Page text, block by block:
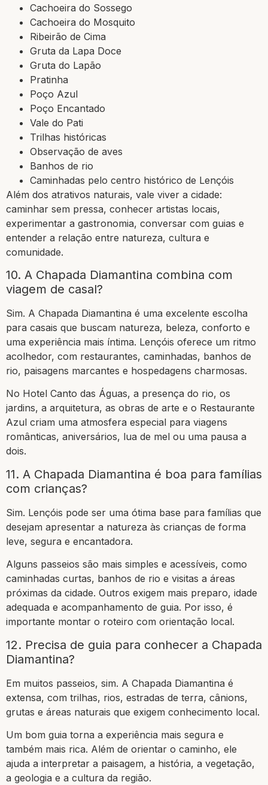
Cachoeira do Sossego
Cachoeira do Mosquito
Ribeirão de Cima
Gruta da Lapa Doce
Gruta do Lapão
Pratinha
Poço Azul
Poço Encantado
Vale do Pati
Trilhas históricas
Observação de aves
Banhos de rio
Caminhadas pelo centro histórico de Lençóis
Além dos atrativos naturais, vale viver a cidade:
caminhar sem pressa, conhecer artistas locais,
experimentar a gastronomia, conversar com guias e
entender a relação entre natureza, cultura e
comunidade.
10. A Chapada Diamantina combina com
viagem de casal?
Sim. A Chapada Diamantina é uma excelente escolha
para casais que buscam natureza, beleza, conforto e
uma experiência mais íntima. Lençóis oferece um ritmo
acolhedor, com restaurantes, caminhadas, banhos de
rio, paisagens marcantes e hospedagens charmosas.
No Hotel Canto das Águas, a presença do rio, os
jardins, a arquitetura, as obras de arte e o Restaurante
Azul criam uma atmosfera especial para viagens
românticas, aniversários, lua de mel ou uma pausa a
dois.
11. A Chapada Diamantina é boa para famílias
com crianças?
Sim. Lençóis pode ser uma ótima base para famílias que
desejam apresentar a natureza às crianças de forma
leve, segura e encantadora.
Alguns passeios são mais simples e acessíveis, como
caminhadas curtas, banhos de rio e visitas a áreas
próximas da cidade. Outros exigem mais preparo, idade
adequada e acompanhamento de guia. Por isso, é
importante montar o roteiro com orientação local.
12. Precisa de guia para conhecer a Chapada
Diamantina?
Em muitos passeios, sim. A Chapada Diamantina é
extensa, com trilhas, rios, estradas de terra, cânions,
grutas e áreas naturais que exigem conhecimento local.
Um bom guia torna a experiência mais segura e
também mais rica. Além de orientar o caminho, ele
ajuda a interpretar a paisagem, a história, a vegetação,
a geologia e a cultura da região.